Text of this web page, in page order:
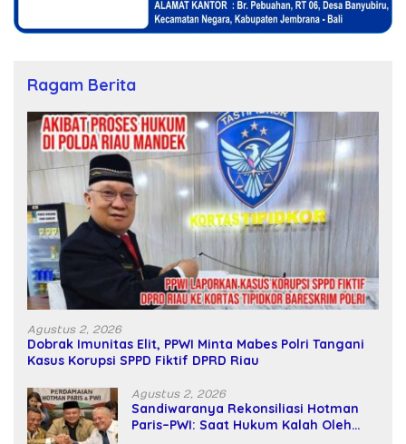
Ragam Berita
Agustus 2, 2026
Dobrak Imunitas Elit, PPWI Minta Mabes Polri Tangani
Kasus Korupsi SPPD Fiktif DPRD Riau
Agustus 2, 2026
Sandiwaranya Rekonsiliasi Hotman
Paris–PWI: Saat Hukum Kalah Oleh